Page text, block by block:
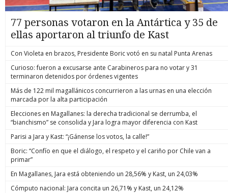
77 personas votaron en la Antártica y 35 de
ellas aportaron al triunfo de Kast
Con Violeta en brazos, Presidente Boric votó en su natal Punta Arenas
Curioso: fueron a excusarse ante Carabineros para no votar y 31
terminaron detenidos por órdenes vigentes
Más de 122 mil magallánicos concurrieron a las urnas en una elección
marcada por la alta participación
Elecciones en Magallanes: la derecha tradicional se derrumba, el
“bianchismo” se consolida y Jara logra mayor diferencia con Kast
Parisi a Jara y Kast: “¡Gánense los votos, la calle!”
Boric: “Confío en que el diálogo, el respeto y el cariño por Chile van a
primar”
En Magallanes, Jara está obteniendo un 28,56% y Kast, un 24,03%
Cómputo nacional: Jara concita un 26,71% y Kast, un 24,12%